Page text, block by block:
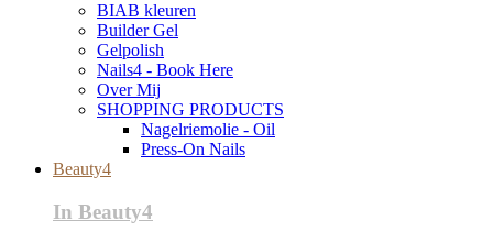
BIAB kleuren
Builder Gel
Gelpolish
Nails4 - Book Here
Over Mij
SHOPPING PRODUCTS
Nagelriemolie - Oil
Press-On Nails
Beauty4
In Beauty4